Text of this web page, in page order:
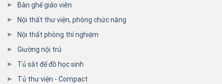
Bàn ghế giáo viên
Nội thất thư viện, phòng chức năng
Nội thất phòng thí nghiệm
Giường nội trú
Tủ sắt để đồ học sinh
Tủ thư viện - Compact